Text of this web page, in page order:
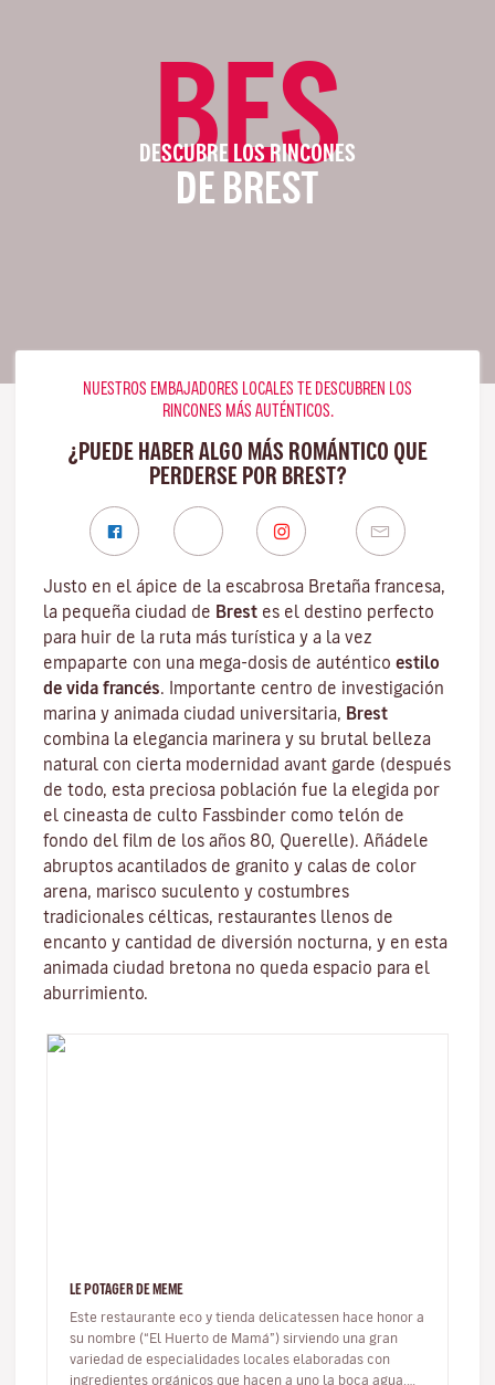
BES
DESCUBRE LOS RINCONES
DE BREST
NUESTROS EMBAJADORES LOCALES TE DESCUBREN LOS
RINCONES MÁS AUTÉNTICOS.
¿PUEDE HABER ALGO MÁS ROMÁNTICO QUE
PERDERSE POR BREST?
Justo en el ápice de la escabrosa Bretaña francesa,
la pequeña ciudad de Brest es el destino perfecto
para huir de la ruta más turística y a la vez
empaparte con una mega-dosis de auténtico estilo
de vida francés. Importante centro de investigación
marina y animada ciudad universitaria, Brest
combina la elegancia marinera y su brutal belleza
natural con cierta modernidad avant garde (después
de todo, esta preciosa población fue la elegida por
el cineasta de culto Fassbinder como telón de
fondo del film de los años 80, Querelle). Añádele
abruptos acantilados de granito y calas de color
arena, marisco suculento y costumbres
tradicionales célticas, restaurantes llenos de
encanto y cantidad de diversión nocturna, y en esta
animada ciudad bretona no queda espacio para el
aburrimiento.
LE POTAGER DE MEME
Este restaurante eco y tienda delicatessen hace honor a
su nombre (“El Huerto de Mamá”) sirviendo una gran
variedad de especialidades locales elaboradas con
ingredientes orgánicos que hacen a uno la boca agua.